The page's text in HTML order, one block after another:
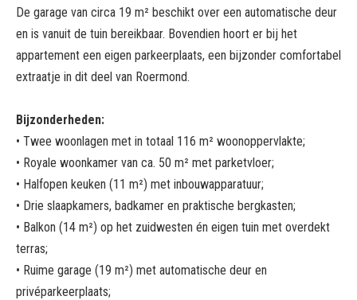
De garage van circa 19 m² beschikt over een automatische deur
en is vanuit de tuin bereikbaar. Bovendien hoort er bij het
appartement een eigen parkeerplaats, een bijzonder comfortabel
extraatje in dit deel van Roermond.
Bijzonderheden:
• Twee woonlagen met in totaal 116 m² woonoppervlakte;
• Royale woonkamer van ca. 50 m² met parketvloer;
• Halfopen keuken (11 m²) met inbouwapparatuur;
• Drie slaapkamers, badkamer en praktische bergkasten;
• Balkon (14 m²) op het zuidwesten én eigen tuin met overdekt
terras;
• Ruime garage (19 m²) met automatische deur en
privéparkeerplaats;